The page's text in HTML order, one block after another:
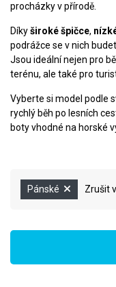
procházky v přírodě.
Díkyširoké špičce,
podrážce se v nich
Jsou ideální nejen pro
terénu, ale také pro
Vyberte si model podle
rychlý běh po lesních
boty vhodné na horské
Pánské Zrušit